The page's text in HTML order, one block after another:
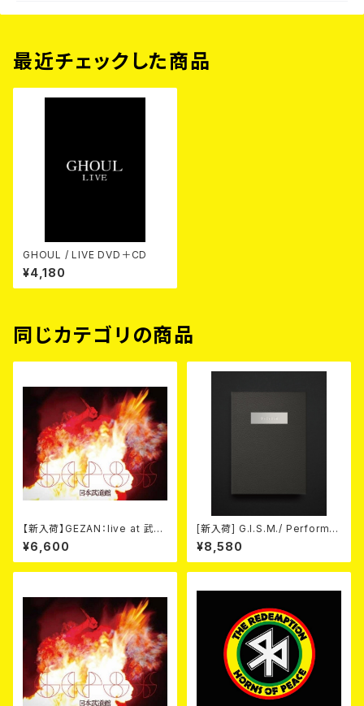
最近チェックした商品
GHOUL / LIVE DVD＋CD
¥4,180
同じカテゴリの商品
【新入荷】GEZAN：live at 武道
館 (Blu-ray)
¥6,600
[新入荷] G.I.S.M./ Performa
nce (DVD+CD)
¥8,580